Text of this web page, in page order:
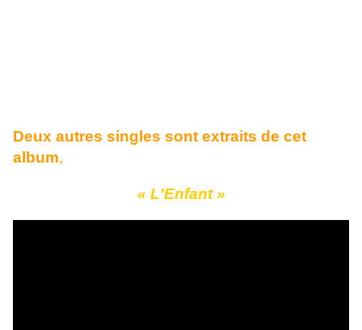
Deux autres singles sont extraits de cet
album,
« L'Enfant »